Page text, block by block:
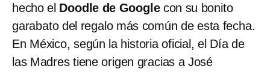
hecho el Doodle de Googlecon su bonito
garabato del regalo más común de esta fecha.
En México, según la historia oficial, el Día de
las Madres tiene origen gracias a José